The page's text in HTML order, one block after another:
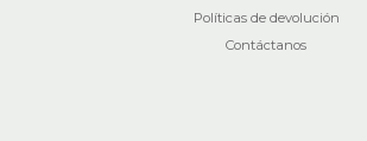
Políticas de devolución
Contáctanos